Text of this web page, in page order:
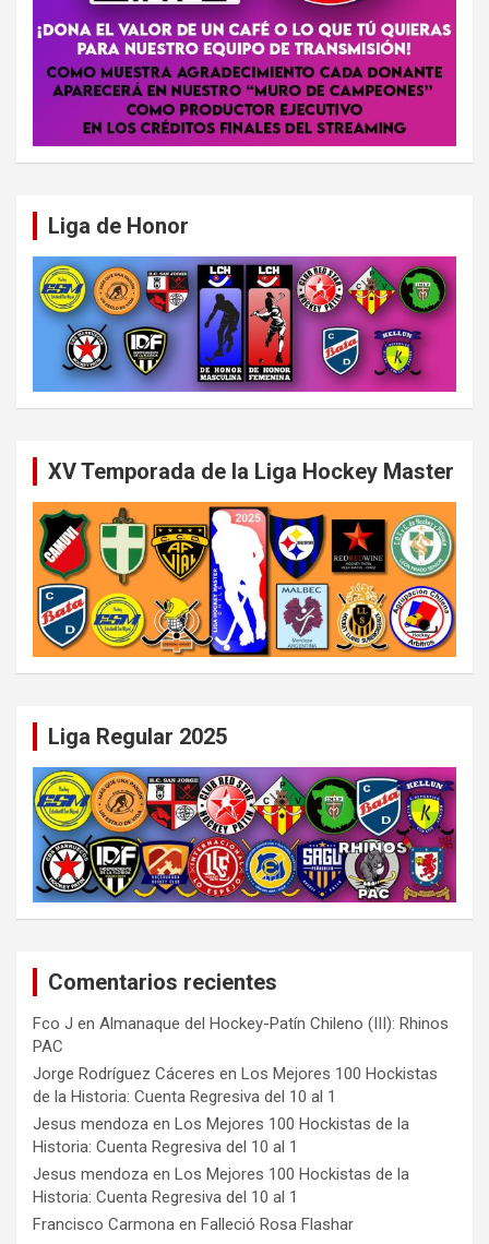
Liga de Honor
XV Temporada de la Liga Hockey Master
Liga Regular 2025
Comentarios recientes
Fco J en Almanaque del Hockey-Patín Chileno (III): Rhinos
PAC
Jorge Rodríguez Cáceres en Los Mejores 100 Hockistas
de la Historia: Cuenta Regresiva del 10 al 1
Jesus mendoza en Los Mejores 100 Hockistas de la
Historia: Cuenta Regresiva del 10 al 1
Jesus mendoza en Los Mejores 100 Hockistas de la
Historia: Cuenta Regresiva del 10 al 1
Francisco Carmona en Falleció Rosa Flashar